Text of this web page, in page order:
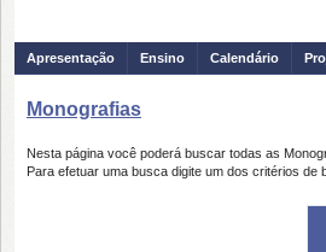
Apresentação Ensino Calendário
Monografias
Nesta página você poderá buscar todas as
Para efetuar uma busca digite um dos critérios